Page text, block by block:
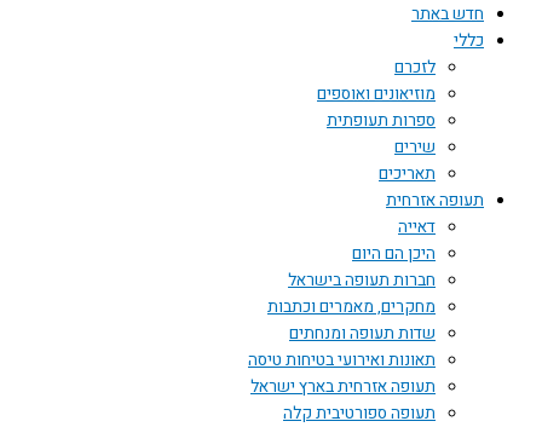
חדש באתר
כללי
לזכרם
מוזיאונים ואוספים
ספרות תעופתית
שירים
תאריכים
תעופה אזרחית
דאייה
היכן הם היום
חברות תעופה בישראל
מחקרים, מאמרים וכתבות
שדות תעופה ומנחתים
תאונות ואירועי בטיחות טיסה
תעופה אזרחית בארץ ישראל
תעופה ספורטיבית קלה